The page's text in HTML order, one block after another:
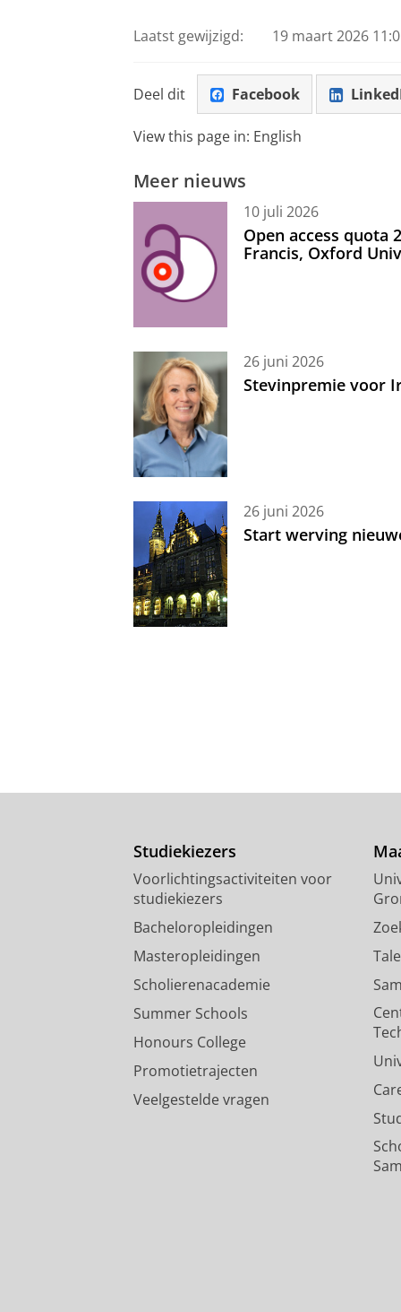
Laatst gewijzigd: 19 maart 2026
Deel dit Facebook
View this page in: English
Meer nieuws
10 juli 2026
Open access quota
Francis, Oxford
26 juni 2026
Stevinpremie voor
26 juni 2026
Start werving
Studiekiezers
Voorlichtingsactiviteiten voor
studiekiezers
Bacheloropleidingen
Masteropleidingen
Scholierenacademie
Summer Schools
Honours College
Promotietrajecten
Veelgestelde vragen